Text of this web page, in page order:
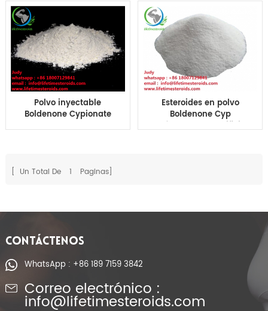
Cyp polvo CAS 106505-
anabólicas de CAS
106505-90-2
Polvo inyectable
Boldenone Cypionate
pesas
Esteroides en polvo
Boldenone Cyp
músculo legal edificio
[ Un Total De 1 Paginas]
CONTÁCTENOS
WhatsApp : +86 189 7159 3842
Correo electrónico :
info@lifetimesteroids.com